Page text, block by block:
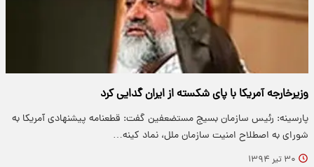
وزیرخارجه آمریکا با پای شکسته از ایران گدایی کرد
پارسینه: رئیس سازمان بسیج مستضعفین گفت: قطعنامه پیشنهادی آمریکا به
شورای به اصطلاح امنیت سازمان ملل، نماد کینه…
۳۰ تیر ۱۳۹۴